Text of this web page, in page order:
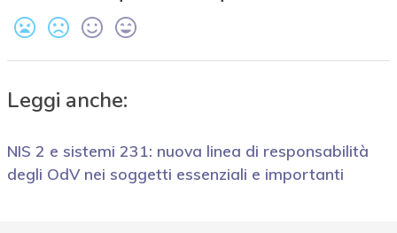
Leggi anche:
NIS 2 e sistemi 231: nuova linea di responsabilità
degli OdV nei soggetti essenziali e importanti